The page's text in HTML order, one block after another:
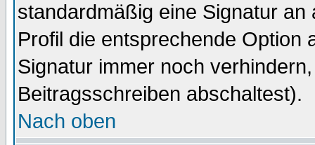
standardmäßig eine Signatur
Profil die entsprechende Option
Signatur immer noch
Beitragsschreiben abschaltest).
Nach oben